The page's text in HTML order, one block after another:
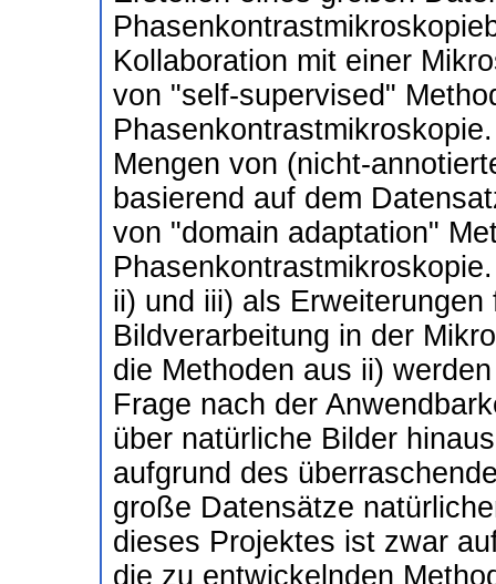
Kollaboration mit einer
von "self-supervised"
Mengen von (nicht-
basierend auf dem
von "domain adaptation"
ii) und iii) als
Bildverarbeitung in der
die Methoden aus ii)
Frage nach der
über natürliche Bilder
aufgrund des
große Datensätze
dieses Projektes ist zwar
die zu entwickelnden